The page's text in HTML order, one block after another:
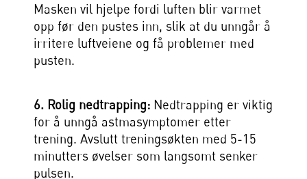
Masken vil hjelpe fordi luften blir varmet
opp før den pustes inn, slik at du unngår å
irritere luftveiene og få problemer med
pusten.
6. Rolig nedtrapping: Nedtrapping er viktig
for å unngå astmasymptomer etter
trening. Avslutt treningsøkten med 5-15
minutters øvelser som langsomt senker
pulsen.